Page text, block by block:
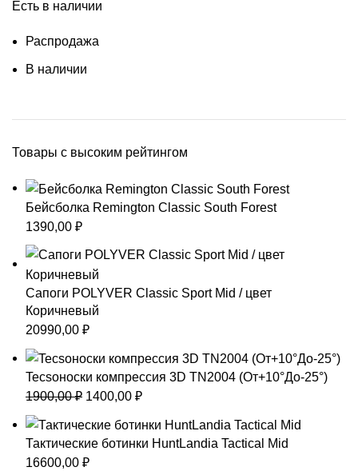
Есть в наличии
Распродажа
В наличии
Товары с высоким рейтингом
Бейсболка Remington Classic South Forest
1390,00 ₽
Сапоги POLYVER Classic Sport Mid / цвет
Коричневый
20990,00 ₽
Tecsoноски компрессия 3D TN2004 (От+10°До-25°)
1900,00₽ Первоначальная
составляла
1900,00 ₽.
1400,00 ₽Текущая
1400,00 ₽.
Тактические ботинки HuntLandia Tactical Mid
16600,00 ₽